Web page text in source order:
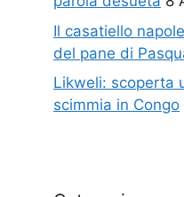
Il casatiello
del pane di
Likweli: scoperta
scimmia in Congo